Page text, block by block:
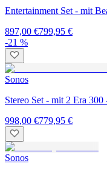
Entertainment Set - mit
897,00 €799,95 €
-21 %
Sonos
Stereo Set - mit 2 Era 300
998,00 €779,95 €
Sonos